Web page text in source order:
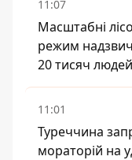
11:07
Масштабні
режим
20 тисяч людей
11:01
Туреччина
мораторій на